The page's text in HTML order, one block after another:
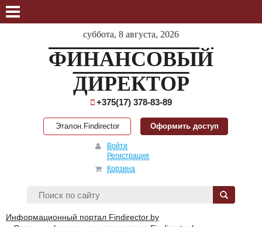
суббота, 8 августа, 2026
ФИНАНСОВЫЙ
ДИРЕКТОР
+375(17) 378-83-89
Эталон.Findirector Оформить доступ
Войти
Регистрация
Корзина
Информационный портал Findirector.by